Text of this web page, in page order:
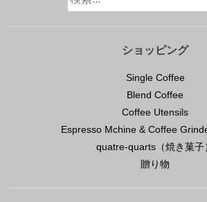
ショッピング
Single Coffee
Blend Coffee
Coffee Utensils
Espresso Mchine & Coffee
quatre-quarts（焼き菓子
贈り物